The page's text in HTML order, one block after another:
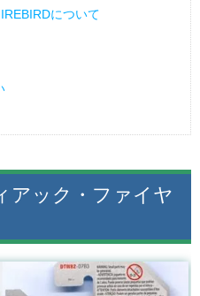
について
アック・ファイヤ